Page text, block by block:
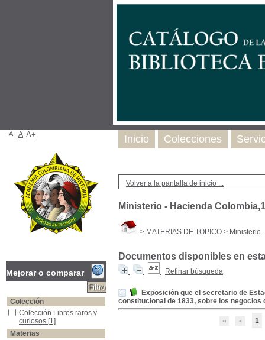
Volver a la pantalla de inicio ...
Ministerio - Hacienda
> MATERIAS DE TOPICO > Ministerio
Documentos disponibles en
Refinar búsqueda
Exposición que el secretario de
constitucional de 1833, sobre los negocios
1
Inicio Colecciones
A- A A+
Mejorar o comparar
Colección
Colección Libros raros y curiosos
Colección Libros raros y
curiosos [1]
Materias